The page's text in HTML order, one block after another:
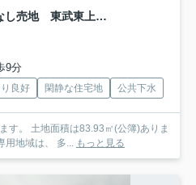
鶴ヶ島市上広谷 建築条件なし売地 東武東上線『鶴ヶ島駅』徒歩9分
9分
良好 閑静な住宅地 公共下水
す。 土地面積は83.93㎡(公簿)ありま
地域は、 多...
もっと見る